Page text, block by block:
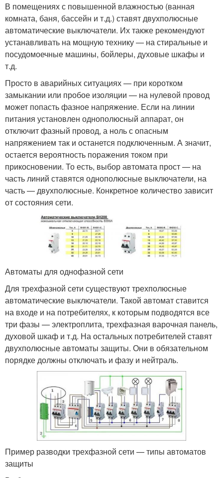
В помещениях с повышенной влажностью (ванная
комната, баня, бассейн и т.д.) ставят двухполюсные
автоматические выключатели. Их также рекомендуют
устанавливать на мощную технику — на стиральные и
посудомоечные машины, бойлеры, духовые шкафы и
т.д.
Просто в аварийных ситуациях — при коротком
замыкании или пробое изоляции — на нулевой провод
может попасть фазное напряжение. Если на линии
питания установлен однополюсный аппарат, он
отключит фазный провод, а ноль с опасным
напряжением так и останется подключенным. А значит,
остается вероятность поражения током при
прикосновении. То есть, выбор автомата прост — на
часть линий ставятся однополюсные выключатели, на
часть — двухполюсные. Конкретное количество зависит
от состояния сети.
Автоматы для однофазной сети
Для трехфазной сети существуют трехполюсные
автоматические выключатели. Такой автомат ставится
на входе и на потребителях, к которым подводятся все
три фазы — электроплита, трехфазная варочная панель,
духовой шкаф и т.д. На остальных потребителей ставят
двухполюсные автоматы защиты. Они в обязательном
порядке должны отключать и фазу и нейтраль.
Пример разводки трехфазной сети — типы автоматов
защиты